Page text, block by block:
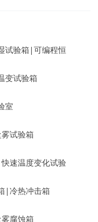
试验箱|可编程恒
变试验箱
室
试验箱
速温度变化试验
|冷热冲击箱
腐蚀箱